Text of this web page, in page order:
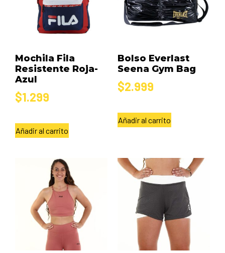
Mochila Fila
Resistente Roja-
Azul
$1.299
Añadir al carrito
Bolso Everlast
Seena Gym Bag
$2.999
Añadir al carrito